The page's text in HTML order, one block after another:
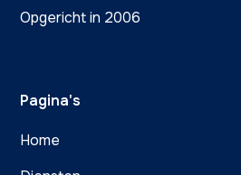
Opgericht in 2006
Pagina's
Home